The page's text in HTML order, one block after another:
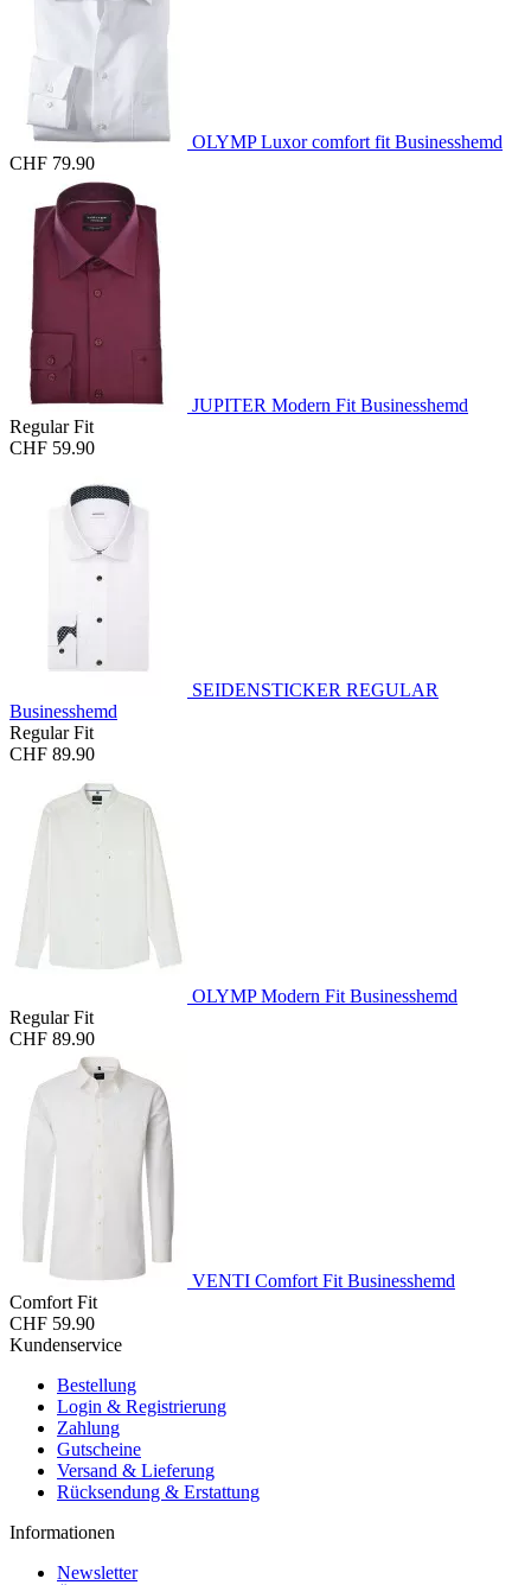
OLYMP Luxor comfort fit Businesshemd
CHF 79.90
JUPITER Modern Fit Businesshemd
Regular Fit
CHF 59.90
SEIDENSTICKER REGULAR
Businesshemd
Regular Fit
CHF 89.90
OLYMP Modern Fit Businesshemd
Regular Fit
CHF 89.90
VENTI Comfort Fit Businesshemd
Comfort Fit
CHF 59.90
Kundenservice
Bestellung
Login & Registrierung
Zahlung
Gutscheine
Versand & Lieferung
Rücksendung & Erstattung
Informationen
Newsletter